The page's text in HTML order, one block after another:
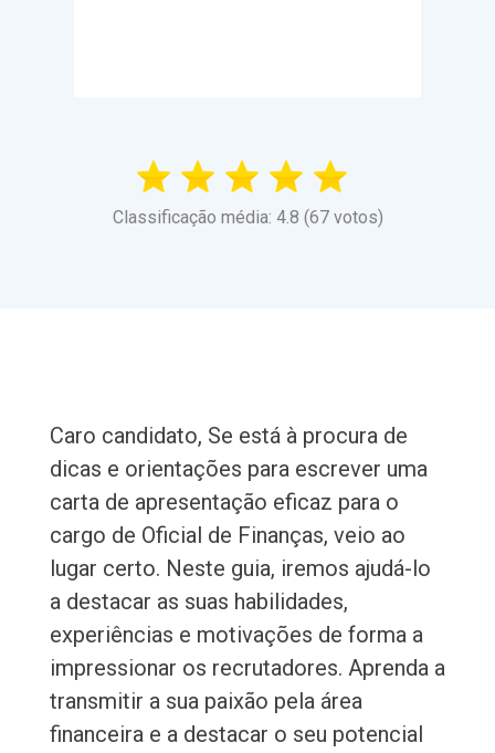
Classificação média: 4.8 (67 votos)
Caro candidato, Se está à procura de
dicas e orientações para escrever uma
carta de apresentação eficaz para o
cargo de Oficial de Finanças, veio ao
lugar certo. Neste guia, iremos ajudá-lo
a destacar as suas habilidades,
experiências e motivações de forma a
impressionar os recrutadores. Aprenda a
transmitir a sua paixão pela área
financeira e a destacar o seu potencial